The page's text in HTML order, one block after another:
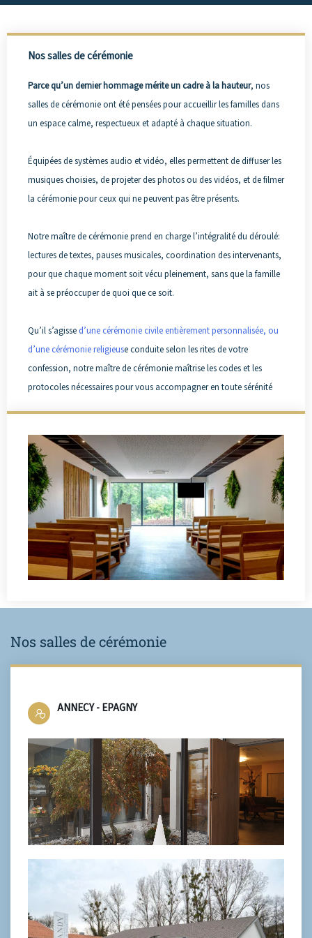
Nos salles de cérémonie
Parce qu’un dernier hommage mérite un cadre à la hauteur, nos
salles de cérémonieont été pensées pour accueillir les familles dans
un espace calme, respectueux et adapté à chaque situation.
Équipées de systèmes audio et vidéo, elles permettent de diffuser les
musiques choisies, de projeter des photos ou des vidéos, et de filmer
la cérémonie pour ceux qui ne peuvent pas être présents.
Notre maître de cérémonie prend en charge l’intégralité du déroulé:
lectures de textes, pauses musicales, coordination des intervenants,
pour que chaque moment soit vécu pleinement, sans que la famille
ait à se préoccuper de quoi que ce soit.
Qu’il s’agisse d’une cérémonie civile entièrement personnalisée, ou
d’une cérémonie religieuse conduite selon les rites de votre
confession, notre maître de cérémonie maîtrise les codes et les
protocoles nécessaires pour vous accompagner en toute sérénité
Nos salles de cérémonie
ANNECY - EPAGNY